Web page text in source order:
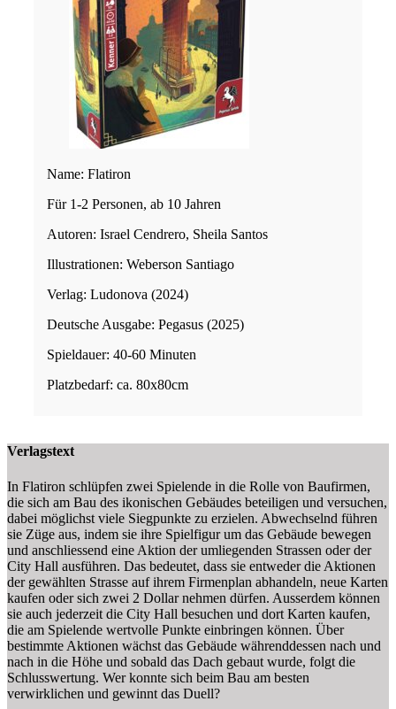
Name: Flatiron
Für 1-2 Personen, ab 10 Jahren
Autoren: Israel Cendrero, Sheila Santos
Illustrationen: Weberson Santiago
Verlag: Ludonova (2024)
Deutsche Ausgabe: Pegasus (2025)
Spieldauer: 40-60 Minuten
Platzbedarf: ca. 80x80cm
Verlagstext
In Flatiron schlüpfen zwei Spielende in die Rolle von Baufirmen,
die sich am Bau des ikonischen Gebäudes beteiligen und versuchen,
dabei möglichst viele Siegpunkte zu erzielen. Abwechselnd führen
sie Züge aus, indem sie ihre Spielfigur um das Gebäude bewegen
und anschliessend eine Aktion der umliegenden Strassen oder der
City Hall ausführen. Das bedeutet, dass sie entweder die Aktionen
der gewählten Strasse auf ihrem Firmenplan abhandeln, neue Karten
kaufen oder sich zwei 2 Dollar nehmen dürfen. Ausserdem können
sie auch jederzeit die City Hall besuchen und dort Karten kaufen,
die am Spielende wertvolle Punkte einbringen können. Über
bestimmte Aktionen wächst das Gebäude währenddessen nach und
nach in die Höhe und sobald das Dach gebaut wurde, folgt die
Schlusswertung. Wer konnte sich beim Bau am besten
verwirklichen und gewinnt das Duell?